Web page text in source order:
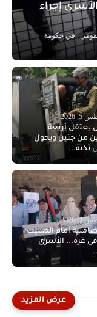
إجراء
في حكومة
2026
يعتقل أربعة
من جنين ويحول
ثكنة...
2026
أمام الصليب
في غزة... الأسرى